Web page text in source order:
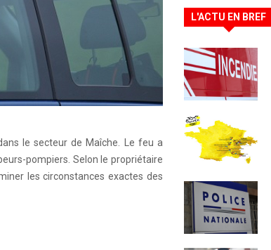
le secteur de Maîche. Le feu a
pompiers. Selon le propriétaire
les circonstances exactes des
L'ACTU EN BREF